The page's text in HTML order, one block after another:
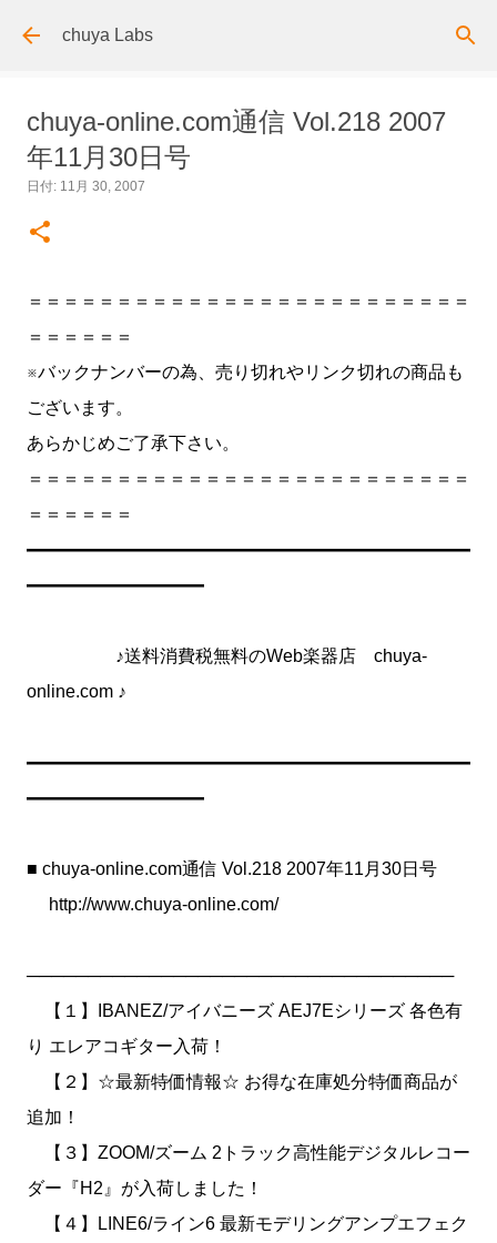
スキップしてメイン コンテンツに移動
chuya Labs
chuya-online.com通信 Vol.218 2007
年11月30日号
日付: 11月 30, 2007
＝＝＝＝＝＝＝＝＝＝＝＝＝＝＝＝＝＝＝＝＝＝＝＝＝
＝＝＝＝＝＝
※バックナンバーの為、売り切れやリンク切れの商品も
ございます。
あらかじめご了承下さい。
＝＝＝＝＝＝＝＝＝＝＝＝＝＝＝＝＝＝＝＝＝＝＝＝＝
＝＝＝＝＝＝
━━━━━━━━━━━━━━━━━━━━━━━━━
━━━━━━━━━━
♪送料消費税無料のWeb楽器店 chuya-
online.com ♪
━━━━━━━━━━━━━━━━━━━━━━━━━
━━━━━━━━━━
■ chuya-online.com通信 Vol.218 2007年11月30日号
http://www.chuya-online.com/
───────────────────────────────────
【１】IBANEZ/アイバニーズ AEJ7Eシリーズ 各色有
り エレアコギター入荷！
【２】☆最新特価情報☆ お得な在庫処分特価商品が
追加！
【３】ZOOM/ズーム 2トラック高性能デジタルレコー
ダー『H2』が入荷しました！
【４】LINE6/ライン6 最新モデリングアンプエフェク